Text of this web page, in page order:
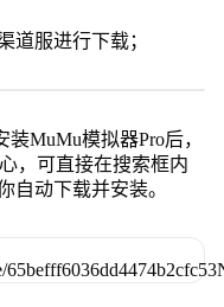
道服进行下载；
MuMu模拟器Pro后，
，可直接在搜索框内
自动下载并安装。